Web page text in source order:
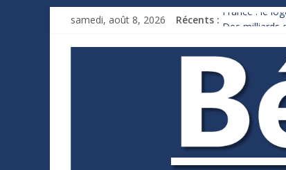
samedi, août 8, 2026 Récents : France : le
Royaume-Uni
Xavier Niel,
Ruée des